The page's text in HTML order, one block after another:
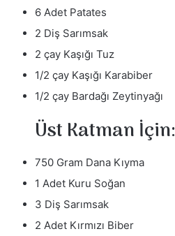
6 Adet Patates
2 Diş Sarımsak
2 çay Kaşığı Tuz
1/2 çay Kaşığı Karabiber
1/2 çay Bardağı Zeytinyağı
Üst Katman İçin:
750 Gram Dana Kıyma
1 Adet Kuru Soğan
3 Diş Sarımsak
2 Adet Kırmızı Biber